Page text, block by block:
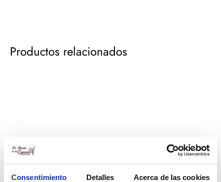
Consentimiento Detalles Acerca de las cookies
Productos relacionados